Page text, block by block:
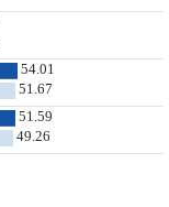
54.01
51.67
51.59
49.26